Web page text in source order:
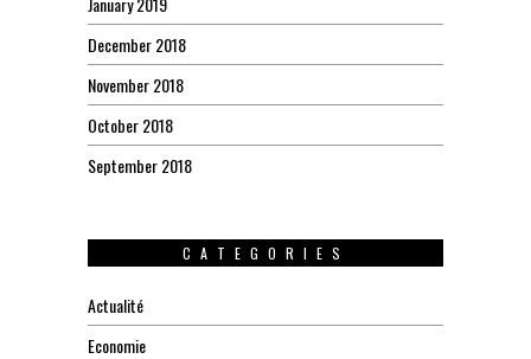
December 2018
November 2018
October 2018
September 2018
CATEGORIES
Actualité
Economie